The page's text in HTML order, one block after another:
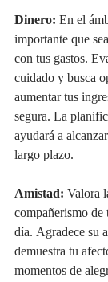
Dinero: En el
importante que
con tus gastos.
cuidado y busca
aumentar tus
segura. La
ayudará a
largo plazo.
Amistad: Valora
compañerismo de
día. Agradece su
demuestra tu
momentos de